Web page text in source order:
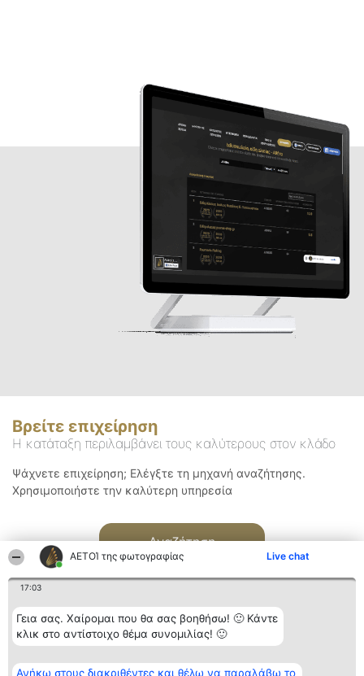
ΑΕΤΟΊ της φωτογραφίας Live chat
17:03
Γεια σας. Χαίρομαι που θα σας βοηθήσω! 🙂 Κάντε
κλικ στο αντίστοιχο θέμα συνομιλίας! 🙂
Ανήκω στους διακριθέντες και θέλω να παραλάβω το
Βρείτε επιχείρηση
Η κατάταξη περιλαμβάνει τους καλύτερους στον κλάδο
Ψάχνετε επιχείρηση; Ελέγξτε τη μηχανή αναζήτησης.
Χρησιμοποιήστε την καλύτερη υπηρεσία
Αναζήτηση
Διοργανωτής της
κατάταξης
Κατάταξη
Διακριθέντες
Επικοινωνία
Επικοινωνία